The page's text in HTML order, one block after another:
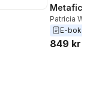
Metafiction
Patricia Waugh
E-bok
849 kr